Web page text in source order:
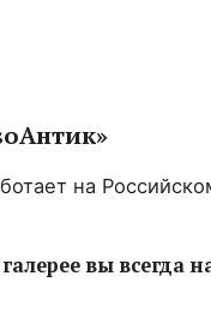
на
вы всегда